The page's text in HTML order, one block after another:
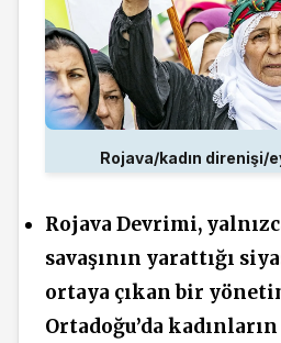
Rojava/kadın direnişi/
Rojava Devrimi,
savaşının yarattığı
ortaya çıkan bir
Ortadoğu’da